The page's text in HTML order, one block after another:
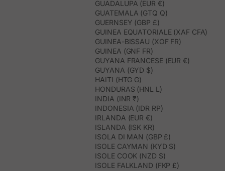
GUADALUPA (EUR €)
GUATEMALA (GTQ Q)
GUERNSEY (GBP £)
GUINEA EQUATORIALE (XAF CFA)
GUINEA-BISSAU (XOF FR)
GUINEA (GNF FR)
GUYANA FRANCESE (EUR €)
GUYANA (GYD $)
HAITI (HTG G)
HONDURAS (HNL L)
INDIA (INR ₹)
INDONESIA (IDR RP)
IRLANDA (EUR €)
ISLANDA (ISK KR)
ISOLA DI MAN (GBP £)
ISOLE CAYMAN (KYD $)
ISOLE COOK (NZD $)
ISOLE FALKLAND (FKP £)